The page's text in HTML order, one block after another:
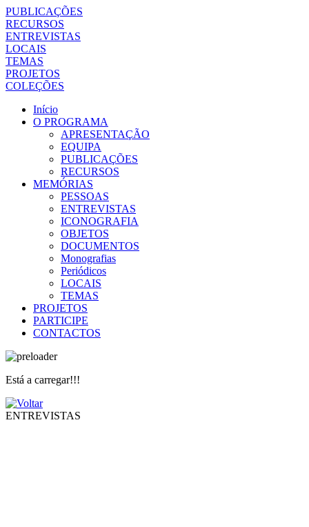
PUBLICAÇÕES
RECURSOS
ENTREVISTAS
LOCAIS
TEMAS
PROJETOS
COLEÇÕES
Início
O PROGRAMA
APRESENTAÇÃO
EQUIPA
PUBLICAÇÕES
RECURSOS
MEMÓRIAS
PESSOAS
ENTREVISTAS
ICONOGRAFIA
OBJETOS
DOCUMENTOS
Monografias
Periódicos
LOCAIS
TEMAS
PROJETOS
PARTICIPE
CONTACTOS
Está a carregar!!!
ENTREVISTAS